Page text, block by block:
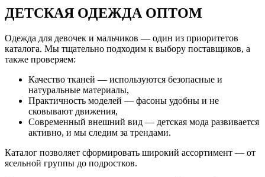
ДЕТСКАЯ ОДЕЖДА ОПТОМ
Одежда для девочек и мальчиков — один из приоритетов
каталога. Мы тщательно подходим к выбору поставщиков, а
также проверяем:
Качество тканей — используются безопасные и
натуральные материалы,
Практичность моделей — фасоны удобны и не
сковывают движения,
Современный внешний вид — детская мода развивается
активно, и мы следим за трендами.
Каталог позволяет сформировать широкий ассортимент — от
ясельной группы до подростков.